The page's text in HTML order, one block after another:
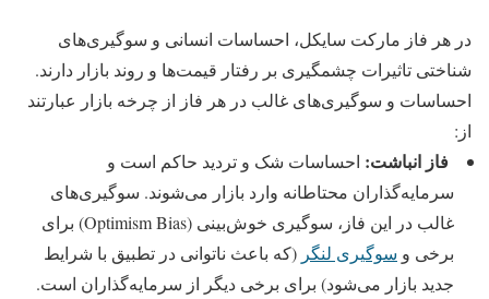
در هر فاز مارکت سایکل، احساسات انسانی و سوگیری‌های
شناختی تاثیرات چشمگیری بر رفتار قیمت‌ها و روند بازار دارند.
احساسات و سوگیری‌های غالب در هر فاز از چرخه بازار عبارتند
از:
فاز انباشت: احساسات شک و تردید حاکم است و
سرمایه‌گذاران محتاطانه وارد بازار می‌شوند. سوگیری‌های
غالب در این فاز، سوگیری خوش‌بینی (Optimism Bias) برای
برخی و سوگیری لنگر (که باعث ناتوانی در تطبیق با شرایط
جدید بازار می‌شود) برای برخی دیگر از سرمایه‌گذاران است.